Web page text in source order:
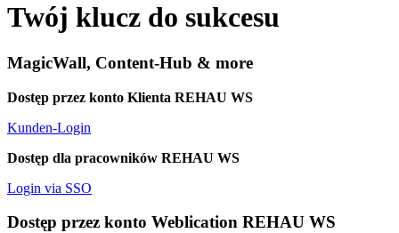
Twój klucz do sukcesu
MagicWall, Content-Hub & more
Dostęp przez konto Klienta REHAU WS
Kunden-Login
Dostęp dla pracowników REHAU WS
Login via SSO
Dostęp przez konto Weblication REHAU WS